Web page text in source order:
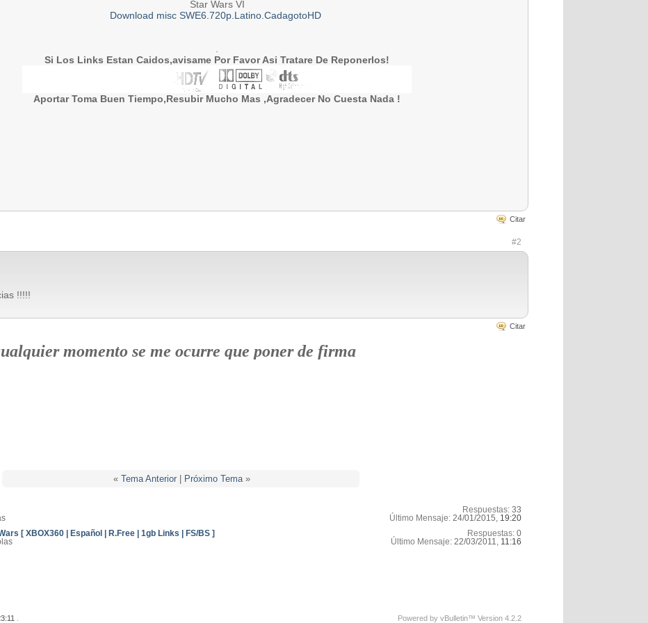
: en:1H.10 Min
: en:1H.20 Min
: en:2H.10 Min
Star Wars VI
Download misc SWE6.720p.Latino.CadagotoHD
Si Los Links Estan Caidos,avisame Por Favor Asi Tratare De Reponerlos!
Aportar Toma Buen Tiempo,Resubir Mucho Mas ,Agradecer No Cuesta Nada !
Citar
#2
!!!!!
Citar
momento se me ocurre que poner de firma
« Tema Anterior| Próximo Tema »
Respuestas: 33
Último Mensaje: 24/01/2015, 19:20
[ XBOX360 | Español | R.Free | 1gb Links | FS/BS ]
Respuestas: 0
Último Mensaje: 22/03/2011, 11:16
Powered by vBulletin™ Version 4.2.2